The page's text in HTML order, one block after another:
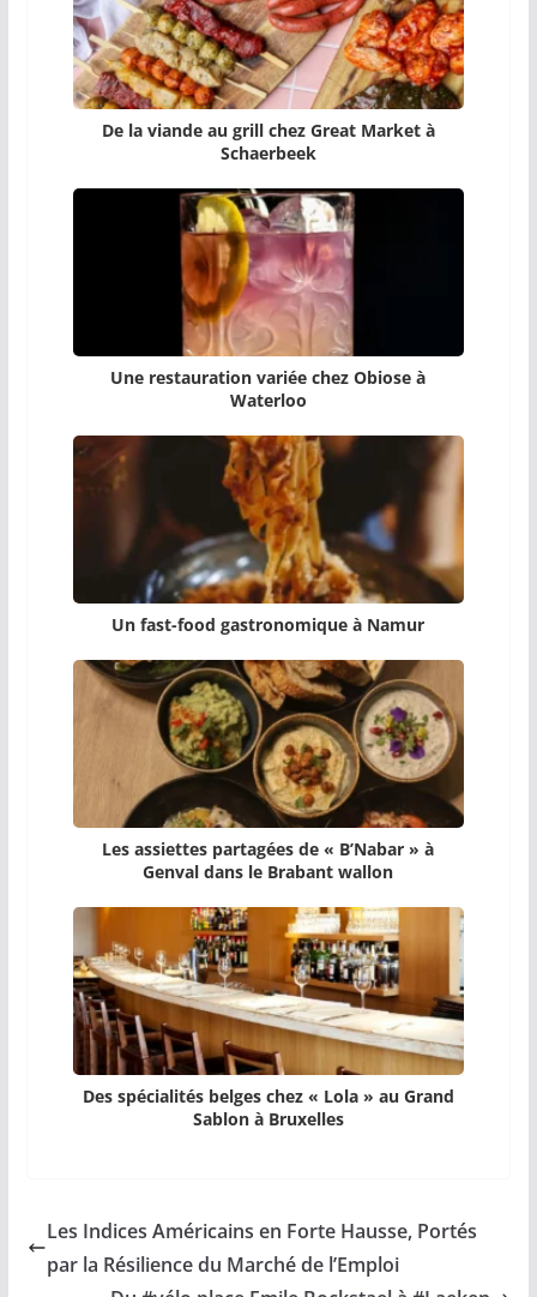
De la viande au grill chez Great Market à
Schaerbeek
Une restauration variée chez Obiose à
Waterloo
Un fast-food gastronomique à Namur
Les assiettes partagées de « B’Nabar » à
Genval dans le Brabant wallon
Des spécialités belges chez « Lola » au Grand
Sablon à Bruxelles
Les Indices Américains en Forte Hausse, Portés
par la Résilience du Marché de l’Emploi